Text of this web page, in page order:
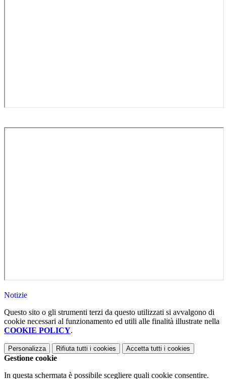
Notizie
Questo sito o gli strumenti terzi da questo utilizzati si avvalgono di
cookie necessari al funzionamento ed utili alle finalità illustrate nella
COOKIE POLICY.
Personalizza Rifiuta tutti i cookies Accetta tutti i cookies
Gestione cookie
In questa schermata è possibile scegliere quali cookie consentire.